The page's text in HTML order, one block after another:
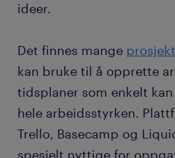
ideer.
Det finnes mange
kan bruke til å opprette
tidsplaner som enkelt
hele arbeidsstyrken.
Trello, Basecamp og
spesielt nyttige for